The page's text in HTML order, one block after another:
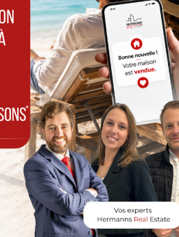
bien à Etterbeek ou
sont disponibles pour